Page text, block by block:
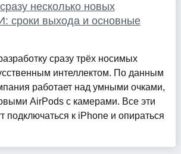
несколько новых
сроки выхода и основные
сразу трёх носимых
интеллектом. По данным
работает над умными очками,
AirPods с камерами. Все эти
подключаться к iPhone и опираться